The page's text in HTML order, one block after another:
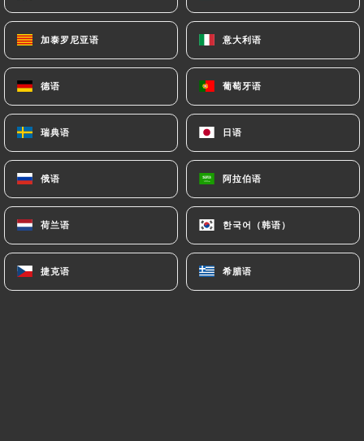
加泰罗尼亚语 意大利语
德语 葡萄牙语
瑞典语 日语
俄语 阿拉伯语
荷兰语 한국어（韩语）
捷克语 希腊语
4.7 / 5
评论已核实，100% 真实。
J
Joanna C. 已评分
5/5
Les plats sont très bon. Le service a été
super.
L
加泰罗尼亚语 意大利语
德语 葡萄牙语
瑞典语 日语
俄语 阿拉伯语
荷兰语 한국어（韩语）
捷克语 希腊语